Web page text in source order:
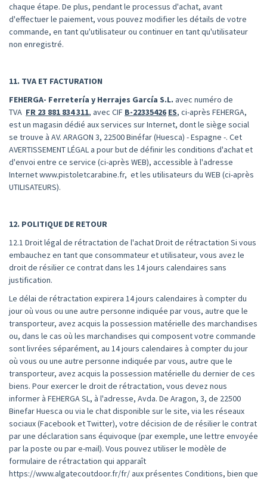
chaque étape. De plus, pendant le processus d'achat, avant
d'effectuer le paiement, vous pouvez modifier les détails de votre
commande, en tant qu'utilisateur ou continuer en tant qu'utilisateur
non enregistré.
11. TVA ET FACTURATION
FEHERGA- Ferretería y Herrajes García S.L. avec numéro de
TVA FR 23 881 834 311, avec CIF B-22335426 ES, ci-après FEHERGA,
est un magasin dédié aux services sur Internet, dont le siège social
se trouve à AV. ARAGON 3, 22500 Binéfar (Huesca) - Espagne -. Cet
AVERTISSEMENT LÉGAL a pour but de définir les conditions d'achat et
d'envoi entre ce service (ci-après WEB), accessible à l'adresse
Internet www.pistoletcarabine.fr, et les utilisateurs du WEB (ci-après
UTILISATEURS).
12. POLITIQUE DE RETOUR
12.1 Droit légal de rétractation de l'achat Droit de rétractation Si vous
embauchez en tant que consommateur et utilisateur, vous avez le
droit de résilier ce contrat dans les 14 jours calendaires sans
justification.
Le délai de rétractation expirera 14 jours calendaires à compter du
jour où vous ou une autre personne indiquée par vous, autre que le
transporteur, avez acquis la possession matérielle des marchandises
ou, dans le cas où les marchandises qui composent votre commande
sont livrées séparément, au 14 jours calendaires à compter du jour
où vous ou une autre personne indiquée par vous, autre que le
transporteur, avez acquis la possession matérielle du dernier de ces
biens. Pour exercer le droit de rétractation, vous devez nous
informer à FEHERGA SL, à l'adresse, Avda. De Aragon, 3, de 22500
Binefar Huesca ou via le chat disponible sur le site, via les réseaux
sociaux (Facebook et Twitter), votre décision de de résilier le contrat
par une déclaration sans équivoque (par exemple, une lettre envoyée
par la poste ou par e-mail). Vous pouvez utiliser le modèle de
formulaire de rétractation qui apparaît
https://www.algatecoutdoor.fr/fr/ aux présentes Conditions, bien que